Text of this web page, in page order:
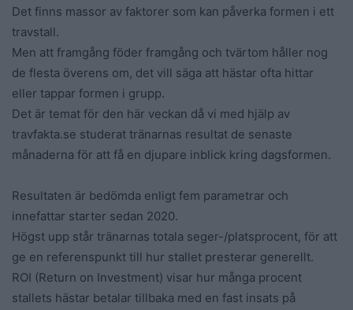
Det finns massor av faktorer som kan påverka formen i ett
travstall.
Men att framgång föder framgång och tvärtom håller nog
de flesta överens om, det vill säga att hästar ofta hittar
eller tappar formen i grupp.
Det är temat för den här veckan då vi med hjälp av
travfakta.se studerat tränarnas resultat de senaste
månaderna för att få en djupare inblick kring dagsformen.
Resultaten är bedömda enligt fem parametrar och
innefattar starter sedan 2020.
Högst upp står tränarnas totala seger-/platsprocent, för att
ge en referenspunkt till hur stallet presterar generellt.
ROI (Return on Investment) visar hur många procent
stallets hästar betalar tillbaka med en fast insats på